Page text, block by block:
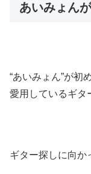
あいみょん
“あいみょん”が初
愛用しているギタ
ギター探しに向か